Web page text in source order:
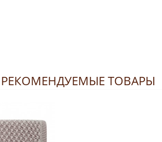
РЕКОМЕНДУЕМЫЕ ТОВАРЫ